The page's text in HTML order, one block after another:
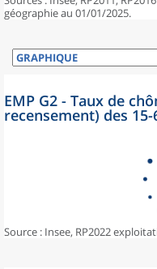
géographie au 01/01/2025.
EMP G2 - Taux de
recensement) des
Source : Insee, RP2022